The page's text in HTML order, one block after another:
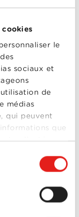
le
sociaux et
de
médias
qui peuvent
que
collectées
un souvenir
26
être un
Mais
de
Lisa Cédelle et
de
Chauderon 23